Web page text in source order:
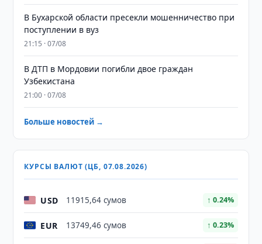
В Бухарской области пресекли мошенничество при
поступлении в вуз
21:15 · 07/08
В ДТП в Мордовии погибли двое граждан
Узбекистана
21:00 · 07/08
Больше новостей →
КУРСЫ ВАЛЮТ (ЦБ, 07.08.2026)
USD 11915,64 сумов ↑ 0.24%
EUR 13749,46 сумов ↑ 0.23%